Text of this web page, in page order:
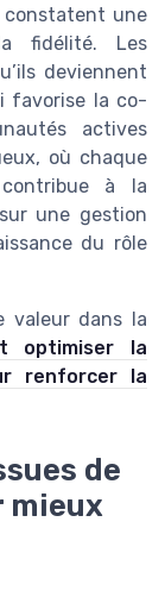
constatent une
fidélité. Les
deviennent
favorise la co-
actives
où chaque
à la
une gestion
du rôle
valeur dans la
optimiser la
renforcer la
de
mieux